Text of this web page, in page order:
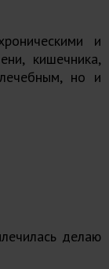
и
кишечника,
но и
делаю